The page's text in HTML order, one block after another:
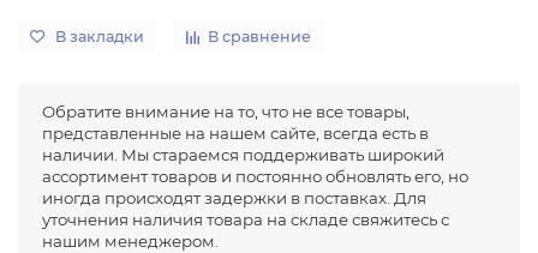
В закладки В сравнение
Обратите внимание на то, что не все товары,
представленные на нашем сайте, всегда есть в
наличии. Мы стараемся поддерживать широкий
ассортимент товаров и постоянно обновлять его, но
иногда происходят задержки в поставках. Для
уточнения наличия товара на складе свяжитесь с
нашим менеджером.